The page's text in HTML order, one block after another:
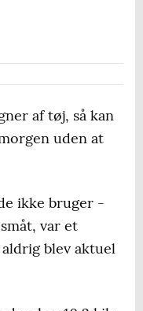
af tøj, så kan
uden at
ikke bruger -
var et
blev aktuel